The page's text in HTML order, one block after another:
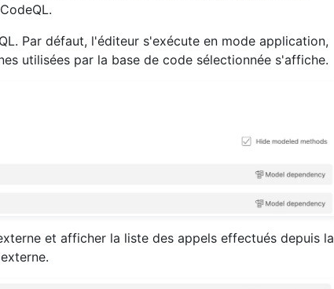
Par défaut, l'éditeur s'exécute en mode application,
utilisées par la base de code sélectionnée s'affiche.
et afficher la liste des appels effectués depuis la